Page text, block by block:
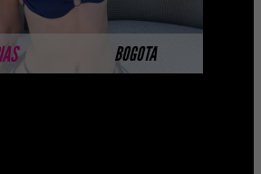
BOGOTA
MÁS INFORMACIÓN